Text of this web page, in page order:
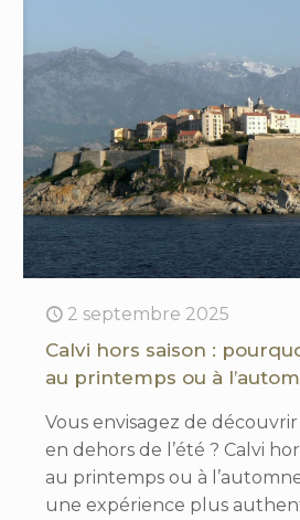
2 septembre 2025
Calvi hors saison :
au printemps ou à
Vous envisagez de découvrir
en dehors de l’été ? Calvi
au printemps ou à
une expérience plus